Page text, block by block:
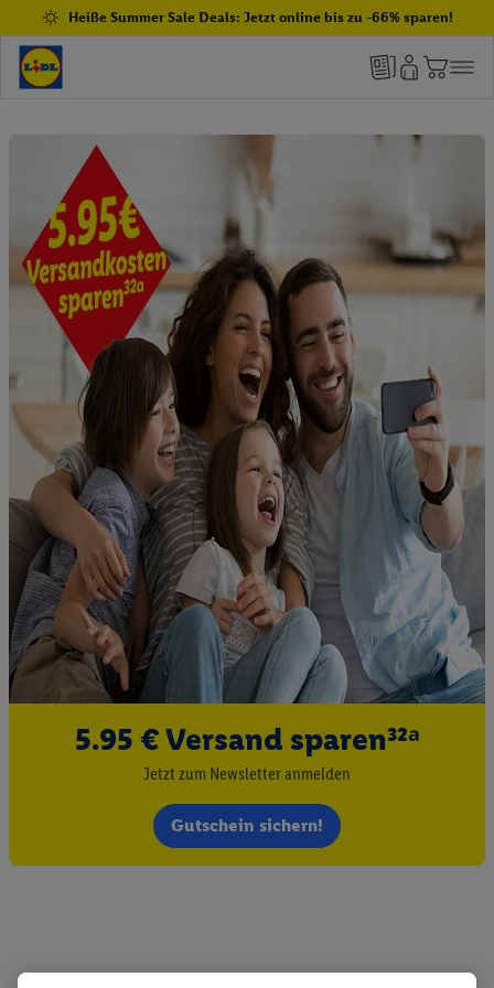
Heiße Summer Sale Deals: Jetzt online bis zu -66% sparen!
5.95 € Versand sparen³²ᵃ
Jetzt zum Newsletter anmelden
Gutschein sichern!